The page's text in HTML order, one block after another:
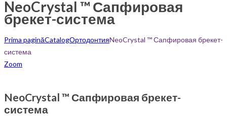
NeoCrystal ™ Сапфировая
брекет-система
Prima paginăCatalogОртодонтияNeoCrystal ™ Сапфировая брекет-
система
Zoom
NeoCrystal ™ Сапфировая брекет-
система